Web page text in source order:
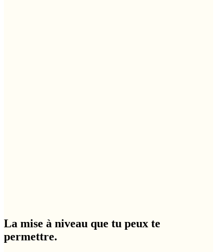
La mise à niveau que tu peux te
permettre.